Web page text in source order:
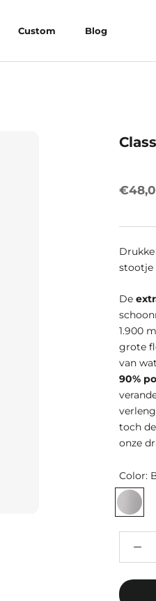
Custom Blog
stootje
De
1.900
grote
van
90%
toch
onze
Color:
Brushed
Stainless